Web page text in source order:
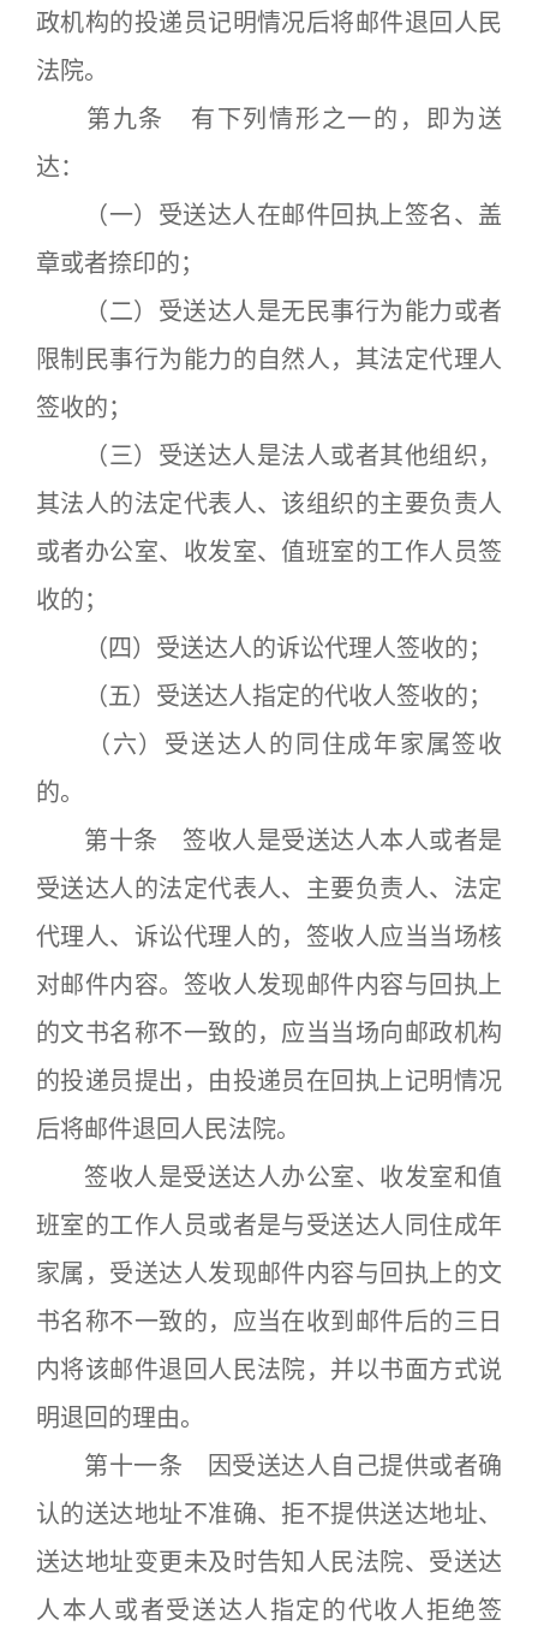
政机构的投递员记明情况后将邮件退回人民
法院。
第九条 有下列情形之一的，即为送
达：
（一）受送达人在邮件回执上签名、盖
章或者捺印的；
（二）受送达人是无民事行为能力或者
限制民事行为能力的自然人，其法定代理人
签收的；
（三）受送达人是法人或者其他组织，
其法人的法定代表人、该组织的主要负责人
或者办公室、收发室、值班室的工作人员签
收的；
（四）受送达人的诉讼代理人签收的；
（五）受送达人指定的代收人签收的；
（六）受送达人的同住成年家属签收
的。
第十条 签收人是受送达人本人或者是
受送达人的法定代表人、主要负责人、法定
代理人、诉讼代理人的，签收人应当当场核
对邮件内容。签收人发现邮件内容与回执上
的文书名称不一致的，应当当场向邮政机构
的投递员提出，由投递员在回执上记明情况
后将邮件退回人民法院。
签收人是受送达人办公室、收发室和值
班室的工作人员或者是与受送达人同住成年
家属，受送达人发现邮件内容与回执上的文
书名称不一致的，应当在收到邮件后的三日
内将该邮件退回人民法院，并以书面方式说
明退回的理由。
第十一条 因受送达人自己提供或者确
认的送达地址不准确、拒不提供送达地址、
送达地址变更未及时告知人民法院、受送达
人本人或者受送达人指定的代收人拒绝签